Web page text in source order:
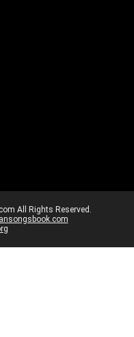
All Rights Reserved.